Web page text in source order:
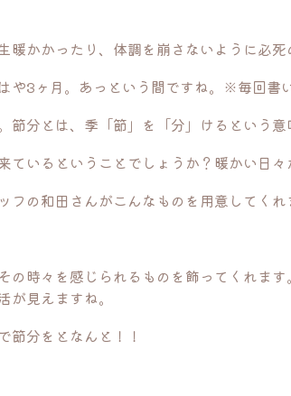
暖かかったり、体調を崩さないように必死
や3ヶ月。あっという間ですね。※毎回書
節分とは、季「節」を「分」けるという意
ているということでしょうか？暖かい日々
フの和田さんがこんなものを用意してくれ
の時々を感じられるものを飾ってくれま
が見えますね。
節分をとなんと！！